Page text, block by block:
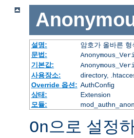
설명:
암호가 올바른
문법:
기본값:
사용장소:
directory,
Override 옵션: AuthConfig
상태:
Extension
모듈:
mod_authn_anon
On으로 설정